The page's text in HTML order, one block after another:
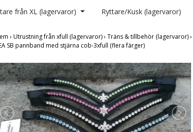
från XL (lagervaror) Ryttare/Kusk (lagervaror)
› Utrustning från xfull (lagervaror)› Träns & tillbehör (lagervaror)›
SB pannband med stjärna cob-3xfull (flera färger)